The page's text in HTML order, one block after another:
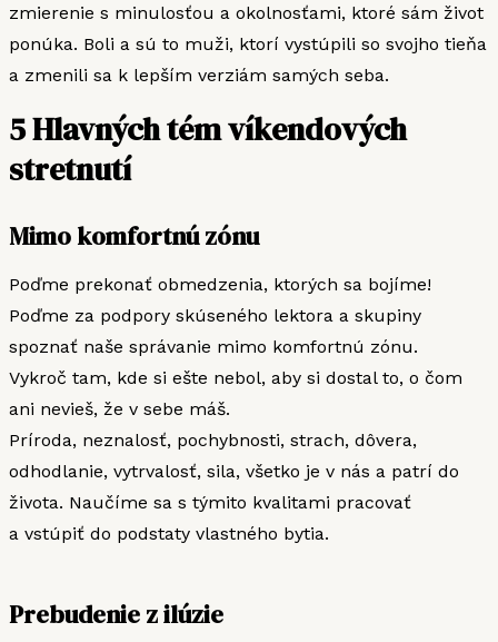
zmierenie s minulosťou a okolnosťami, ktoré sám život
ponúka. Boli a sú to muži, ktorí vystúpili so svojho tieňa
a zmenili sa k lepším verziám samých seba.
5 Hlavných tém víkendových
stretnutí
Mimo komfortnú zónu​
Poďme prekonať obmedzenia, ktorých sa bojíme!
Poďme za podpory skúseného lektora a skupiny
spoznať naše správanie mimo komfortnú zónu.
Vykroč tam, kde si ešte nebol, aby si dostal to, o čom
ani nevieš, že v sebe máš.
Príroda, neznalosť, pochybnosti, strach, dôvera,
odhodlanie, vytrvalosť, sila, všetko je v nás a patrí do
života. Naučíme sa s týmito kvalitami pracovať
a vstúpiť do podstaty vlastného bytia.
Prebudenie z ilúzie